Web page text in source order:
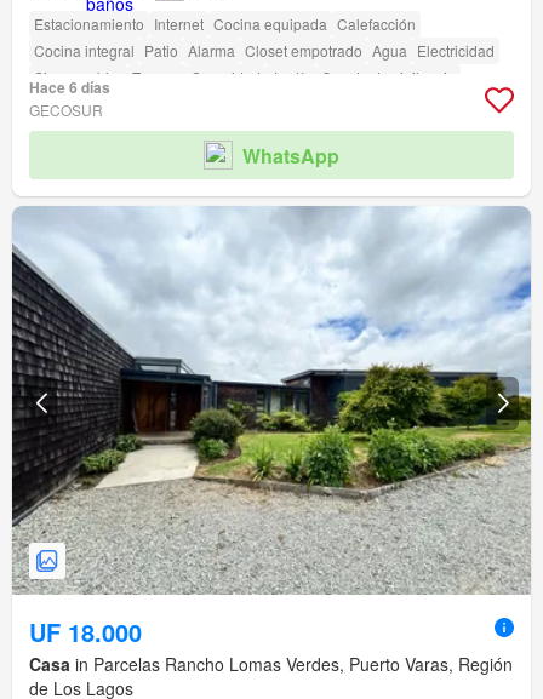
Estacionamiento Internet Cocina equipada Calefacción
Cocina integral Patio Alarma Closet empotrado Agua Electricidad
Sin amueblar
Terraza Seguridad Jardín Caseta de vigilancia
Hace 6 días
GECOSUR
WhatsApp
UF 18.000
Casa in Parcelas Rancho Lomas Verdes, Puerto Varas, Región
de Los Lagos